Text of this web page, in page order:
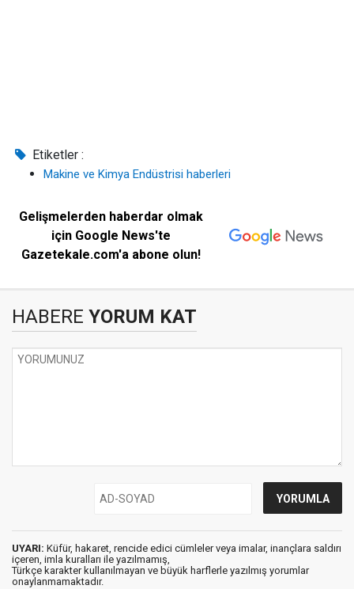
Etiketler :
Makine ve Kimya Endüstrisi haberleri
Gelişmelerden haberdar olmak
için Google News'te
Gazetekale.com'a abone olun!
HABERE YORUM KAT
UYARI: Küfür, hakaret, rencide edici cümleler veya imalar, inançlara saldırı
içeren, imla kuralları ile yazılmamış,
Türkçe karakter kullanılmayan ve büyük harflerle yazılmış yorumlar
onaylanmamaktadır.